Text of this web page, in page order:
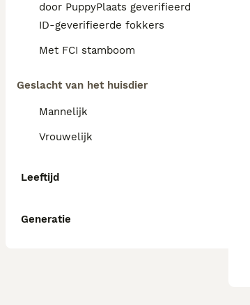
door PuppyPlaats geverifieerd
ID-geverifieerde fokkers
Met FCI stamboom
Geslacht van het huisdier
Mannelijk
Vrouwelijk
Leeftijd
Generatie